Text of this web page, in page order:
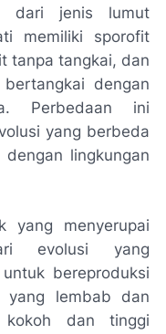
dari jenis lumut
memiliki sporofit
tanpa tangkai, dan
dengan
Perbedaan ini
yang berbeda
lingkungan
yang menyerupai
evolusi yang
bereproduksi
yang lembab dan
dan tinggi